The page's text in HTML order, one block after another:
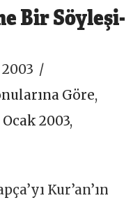
Bir Söyleşi-
Göre,
Ocak 2003,
Kur’an’ın